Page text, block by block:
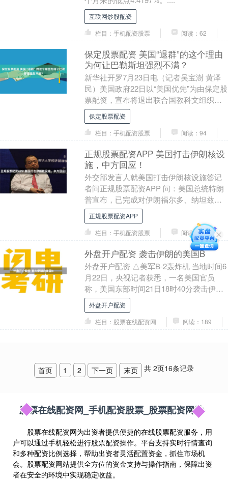
互联网炒股配资
栏目：手机配资股票
阅读：62
保定股票配资 美国“退群”的这个理由
为何让巴勒斯坦强烈不满？
新华社开罗7月23日电（记者吴宝澍 黄泽
民）美国政府22日以“美国优先”为由保定股
票配资，宣布将退出联合国教科文组织。
“退群”理由之一是，联合国教科文组织接纳
巴....
保定股票配资
栏目：手机配资股票
阅读：94
正规股票配资APP 美国打击伊朗核设
施，中方回应！
外交部发言人就美国打击伊朗核设施答记
者问正规股票配资APP 问：美国总统特朗
普宣布，已完成对伊朗福尔多、纳坦兹、
伊斯法罕三处核设施打击。请问中方对此
有何评论？ ....
正规股票配资APP
栏目：手机配资股票
阅读：53
外盘开户配资 袭击伊朗的美国B
外盘开户配资 △美军B-2轰炸机 当地时间6
月22日，央视记者获悉，一名美国官员
称，美国东部时间21日18时40分袭击伊朗
目标的B-2轰炸机目前仍在空中飞行。这....
外盘开户配资
栏目：股票在线配资网
阅读：189
首页 1 2 下一页 末页 共 2页16条记录
股票在线配资网_手机配资股票_股票配资网站
股票在线配资网为出资者提供便捷的在线股票配资服务，用
户可以通过手机轻松进行股票配资操作。平台支持实时行情查询
和多种配资比例选择，帮助出资者灵活配置资金，抓住市场机
会。股票配资网站提供全方位的资金支持与操作指南，保障出资
者在安全的环境中实现稳定收益。